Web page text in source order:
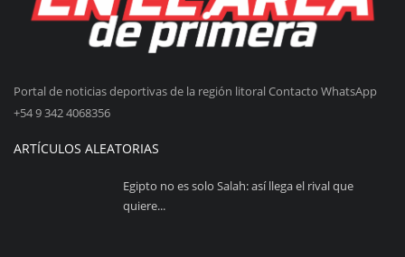
Portal de noticias deportivas de la región litoral Contacto WhatsApp
+54 9 342 4068356
ARTÍCULOS ALEATORIAS
Egipto no es solo Salah: así llega el rival que
quiere...